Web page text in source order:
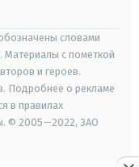
словами
Материалы с пометкой
и героев.
Подробнее о рекламе
в правилах
© 2005—2022, ЗАО